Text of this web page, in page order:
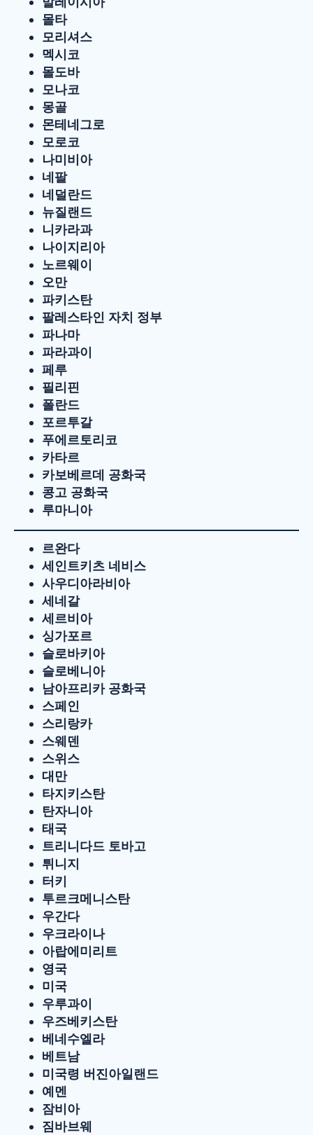
몰타
모리셔스
멕시코
몰도바
모나코
몽골
몬테네그로
모로코
나미비아
네팔
네덜란드
뉴질랜드
니카라과
나이지리아
노르웨이
오만
파키스탄
팔레스타인 자치 정부
파나마
파라과이
페루
필리핀
폴란드
포르투갈
푸에르토리코
카타르
카보베르데 공화국
콩고 공화국
루마니아
르완다
세인트키츠 네비스
사우디아라비아
세네갈
세르비아
싱가포르
슬로바키아
슬로베니아
남아프리카 공화국
스페인
스리랑카
스웨덴
스위스
대만
타지키스탄
탄자니아
태국
트리니다드 토바고
튀니지
터키
투르크메니스탄
우간다
우크라이나
아랍에미리트
영국
미국
우루과이
우즈베키스탄
베네수엘라
베트남
미국령 버진아일랜드
예멘
잠비아
짐바브웨